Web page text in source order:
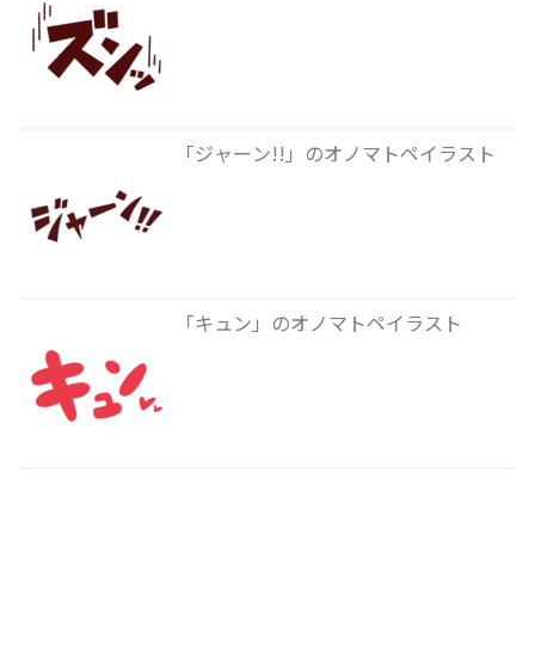
「ジャーン!!」のオノマトペイラスト
「キュン」のオノマトペイラスト